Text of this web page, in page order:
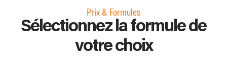
Prix & Formules
Sélectionnez la formule de
votre choix